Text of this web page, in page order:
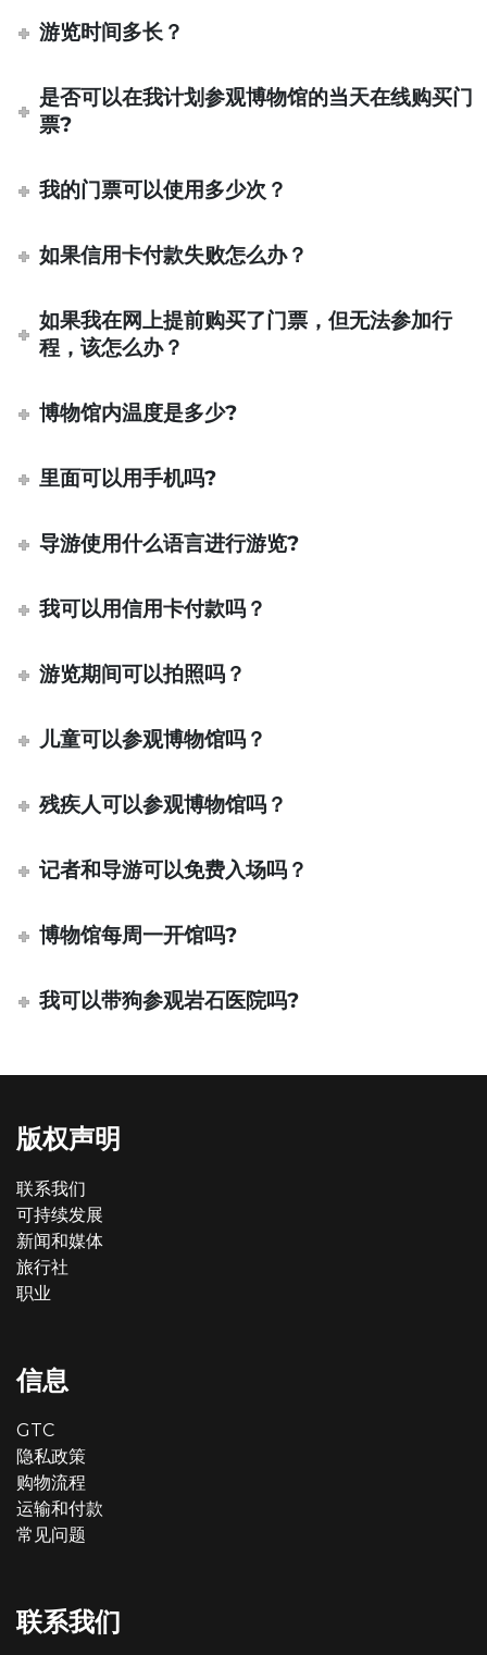
游览时间多长？
是否可以在我计划参观博物馆的当天在线购买门
票?
我的门票可以使用多少次？
如果信用卡付款失败怎么办？
如果我在网上提前购买了门票，但无法参加行
程，该怎么办？
博物馆内温度是多少?
里面可以用手机吗?
导游使用什么语言进行游览?
我可以用信用卡付款吗？
游览期间可以拍照吗？
儿童可以参观博物馆吗？
残疾人可以参观博物馆吗？
记者和导游可以免费入场吗？
博物馆每周一开馆吗?
我可以带狗参观岩石医院吗?
版权声明
联系我们
可持续发展
新闻和媒体
旅行社
职业
信息
GTC
隐私政策
购物流程
运输和付款
常见问题
联系我们